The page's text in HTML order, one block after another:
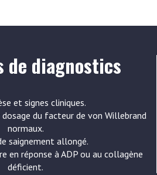
de diagnostics
et signes cliniques.
du facteur de von Willebrand
normaux.
saignement allongé.
en réponse à ADP ou au collagène
déficient.